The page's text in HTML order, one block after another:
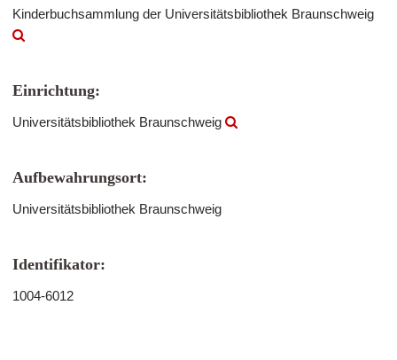
Kinderbuchsammlung der Universitätsbibliothek Braunschweig
Einrichtung:
Universitätsbibliothek Braunschweig
Aufbewahrungsort:
Universitätsbibliothek Braunschweig
Identifikator:
1004-6012